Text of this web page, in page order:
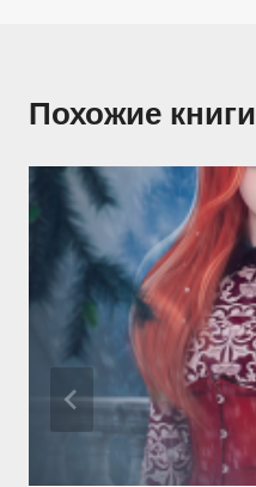
Похожие книги